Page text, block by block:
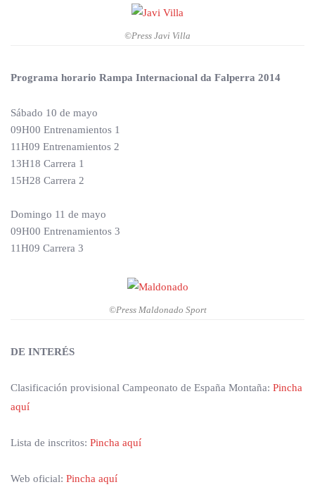
©Press Javi Villa
Programa horario Rampa Internacional da Falperra 2014
Sábado 10 de mayo
09H00 Entrenamientos 1
11H09 Entrenamientos 2
13H18 Carrera 1
15H28 Carrera 2
Domingo 11 de mayo
09H00 Entrenamientos 3
11H09 Carrera 3
©Press Maldonado Sport
DE INTERÉS
Clasificación provisional Campeonato de España Montaña: Pincha
aquí
Lista de inscritos: Pincha aquí
Web oficial: Pincha aquí